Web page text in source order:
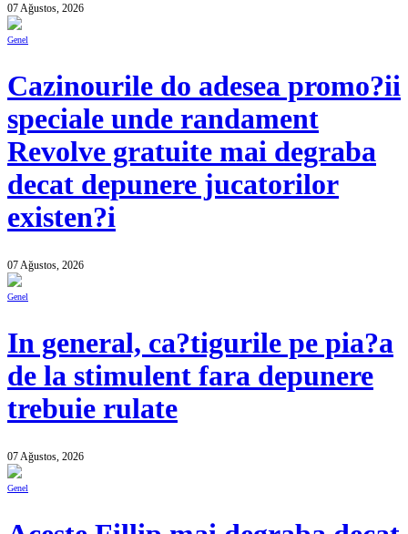
07 Ağustos, 2026
Genel
Cazinourile do adesea promo?ii
speciale unde randament
Revolve gratuite mai degraba
decat depunere jucatorilor
existen?i
07 Ağustos, 2026
Genel
In general, ca?tigurile pe pia?a
de la stimulent fara depunere
trebuie rulate
07 Ağustos, 2026
Genel